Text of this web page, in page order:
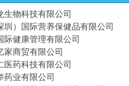
生物科技有限公司
圳）国际营养保健品有限公司
际健康管理有限公司
家商贸有限公司
医药科技有限公司
药业有限公司